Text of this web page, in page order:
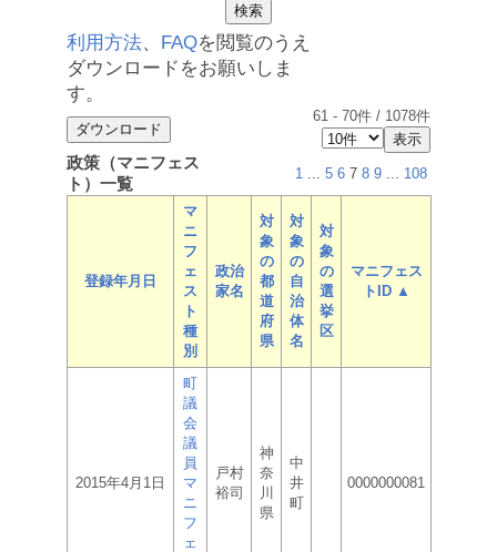
利用方法、 FAQを閲覧のうえ
ダウンロードをお願いしま
す。
61 - 70件 / 1078件
政策（マニフェス
ト）一覧
1 ... 5 6 7 8 9 ... 108
登録年月日
マ
ニ
フ
ェ
ス
ト
種
別
政治
家名
対
象
の
都
道
府
県
対
象
の
自
治
体
名
対
象
の
選
挙
区
マニフェス
トID ▲
2015年4月1日
町
議
会
議
員
マ
ニ
フ
ェ
戸村
裕司
神
奈
川
県
中
井
町
0000000081